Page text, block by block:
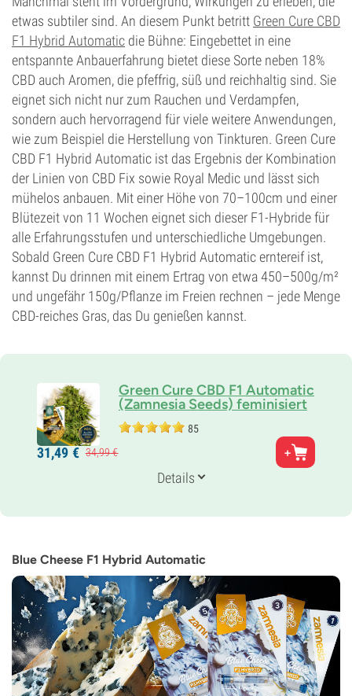
etwas subtiler sind. An diesem Punkt betritt Green Cure CBD
F1 Hybrid Automatic die Bühne: Eingebettet in eine
entspannte Anbauerfahrung bietet diese Sorte neben 18%
CBD auch Aromen, die pfeffrig, süß und reichhaltig sind. Sie
eignet sich nicht nur zum Rauchen und Verdampfen,
sondern auch hervorragend für viele weitere Anwendungen,
wie zum Beispiel die Herstellung von Tinkturen. Green Cure
CBD F1 Hybrid Automatic ist das Ergebnis der Kombination
der Linien von CBD Fix sowie Royal Medic und lässt sich
mühelos anbauen. Mit einer Höhe von 70–100cm und einer
Blütezeit von 11 Wochen eignet sich dieser F1-Hybride für
alle Erfahrungsstufen und unterschiedliche Umgebungen.
Sobald Green Cure CBD F1 Hybrid Automatic erntereif ist,
kannst Du drinnen mit einem Ertrag von etwa 450–500g/m²
und ungefähr 150g/Pflanze im Freien rechnen – jede Menge
CBD-reiches Gras, das Du genießen kannst.
Green Cure CBD F1 Automatic
(Zamnesia Seeds) feminisiert
85
Eltern
CBD Fix x Royal Medic
Sativadominierte Autoflower
11-12 wochen von der Saat bis zur Ernte
CBD
18%
Blütentyp
Autoflowering
31,49 € 34,99€
Details
Blue Cheese F1 Hybrid Automatic